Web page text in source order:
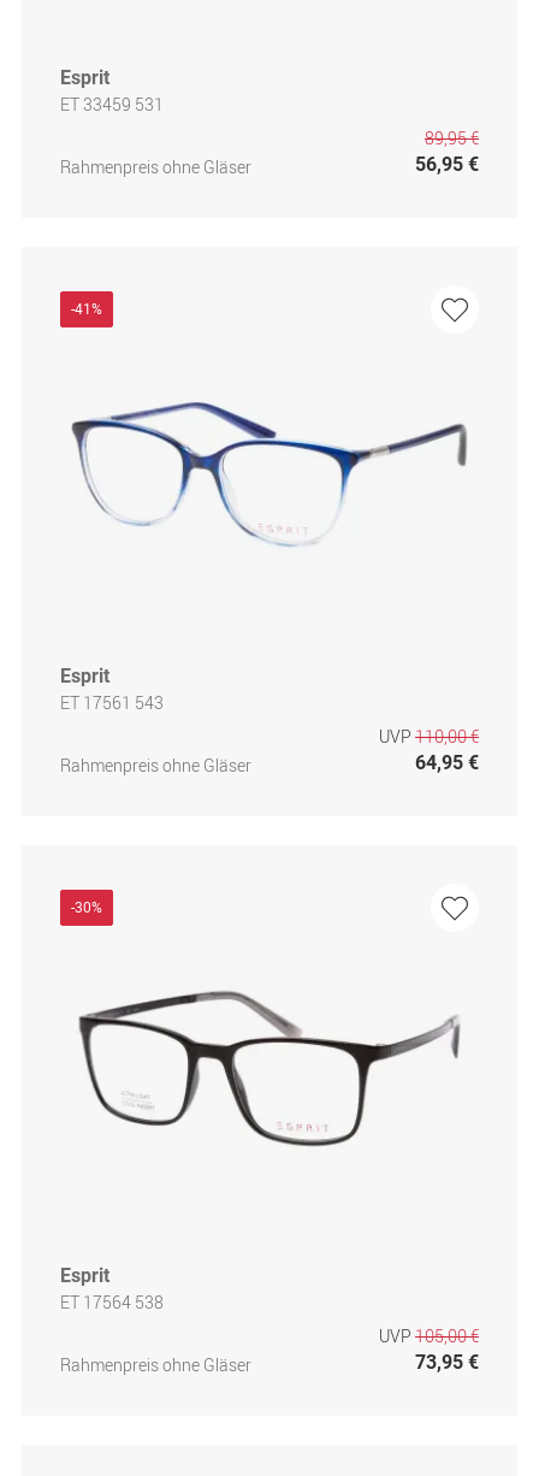
Esprit
ET 33459 531
Rahmenpreis ohne Gläser
89,95 €
56,95 €
-41%
Esprit
ET 17561 543
Rahmenpreis ohne Gläser
UVP 110,00 €
64,95 €
-30%
Esprit
ET 17564 538
Rahmenpreis ohne Gläser
UVP 105,00 €
73,95 €